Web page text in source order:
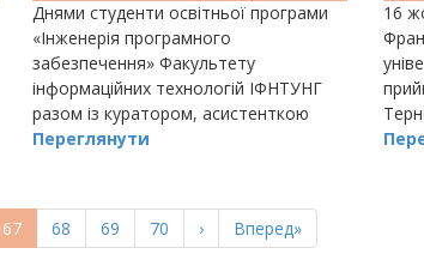
Днями студенти освітньої програми
«Інженерія програмного
забезпечення» Факультету
інформаційних технологій ІФНТУНГ
разом із куратором, асистенткою
Переглянути
16
Поточна
сторінка
67 Page
68 Page
69 Page
70
Наступна
сторінка
›
Остання
сторінка
Вперед»